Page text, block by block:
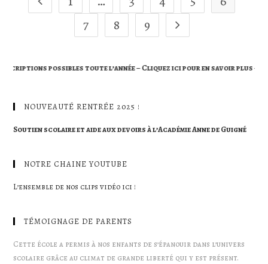
7
8 9
possibles toute l’année – Cliquez ici pour en savoir plus –
NOUVEAUTÉ RENTRÉE 2025 !
Soutien scolaire et aide aux devoirs à l’Académie Anne de Guigné
NOTRE CHAINE YOUTUBE
L’ensemble de nos clips vidéo ici !
TÉMOIGNAGE DE PARENTS
Cette école a permis à nos enfants de s’épanouir dans l’univers
scolaire grâce au climat de grande liberté qui y est présent.